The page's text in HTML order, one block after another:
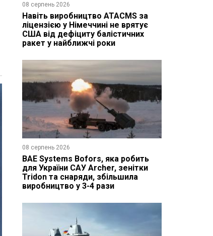
08 серпень 2026
Навіть виробництво ATACMS за
ліцензією у Німеччині не врятує
США від дефіциту балістичних
ракет у найближчі роки
08 серпень 2026
BAE Systems Bofors, яка робить
для України САУ Archer, зенітки
Tridon та снаряди, збільшила
виробництво у 3-4 рази